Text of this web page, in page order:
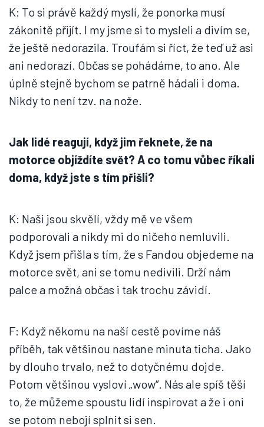
K: To si právě každý myslí, že ponorka musí
zákonitě přijít. I my jsme si to mysleli a divím se,
že ještě nedorazila. Troufám si říct, že teď už asi
ani nedorazí. Občas se pohádáme, to ano. Ale
úplně stejně bychom se patrně hádali i doma.
Nikdy to není tzv. na nože.
Jak lidé reagují, když jim řeknete, že na
motorce objíždíte svět? A co tomu vůbec říkali
doma, když jste s tím přišli?
K: Naši jsou skvělí, vždy mě ve všem
podporovali a nikdy mi do ničeho nemluvili.
Když jsem přišla s tím, že s Fandou objedeme na
motorce svět, ani se tomu nedivili. Drží nám
palce a možná občas i tak trochu závidí.
F: Když někomu na naší cestě povíme náš
příběh, tak většinou nastane minuta ticha. Jako
by dlouho trvalo, než to dotyčnému dojde.
Potom většinou vysloví „wow“. Nás ale spíš těší
to, že můžeme spoustu lidí inspirovat a že i oni
se potom nebojí splnit si sen.